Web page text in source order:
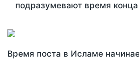
подразумевают время конца
Время поста в Исламе